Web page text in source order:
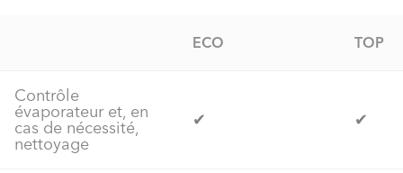
ECO TOP
Contrôle
évaporateur et, en
cas de nécessité,
nettoyage
✔ ✔